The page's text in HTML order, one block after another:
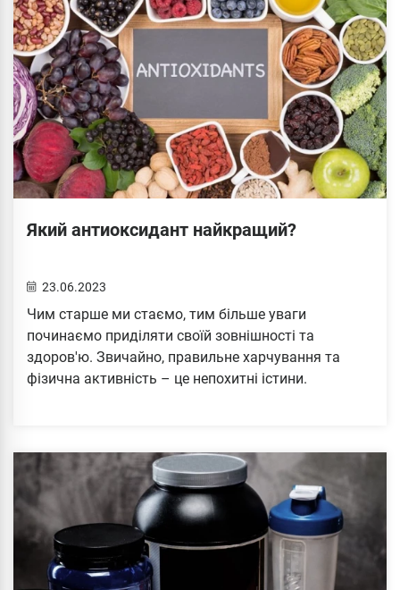
Який антиоксидант найкращий?
23.06.2023
Чим старше ми стаємо, тим більше уваги
починаємо приділяти своїй зовнішності та
здоров'ю. Звичайно, правильне харчування та
фізична активність – це непохитні істини.